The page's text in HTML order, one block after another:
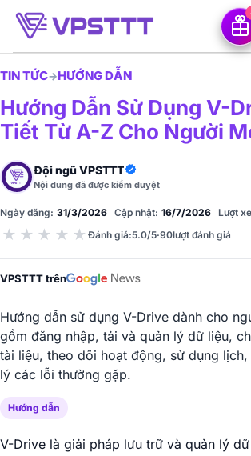
TIN TỨC→HƯỚNG DẪN
Hướng Dẫn Sử Dụng V-
Tiết Từ A-Z Cho Người
Đội ngũ VPSTTT
Nội dung đã được kiểm duyệt
Ngày đăng: 31/3/2026 Cập nhật: 16/7/2026 Lượt
★ ★ ★ ★ ★ Đánh giá:5.0/5·90lượt đánh giá
VPSTTT trên
Hướng dẫn sử dụng V-Drive dành cho
gồm đăng nhập, tải và quản lý dữ liệu,
tài liệu, theo dõi hoạt động, sử dụng
lý các lỗi thường gặp.
Hướng dẫn
V-Drive là giải pháp lưu trữ và quản lý